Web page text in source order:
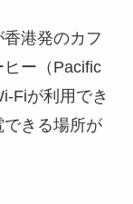
港発のカフ
ヒー（Pacific
Fiが利用でき
きる場所が